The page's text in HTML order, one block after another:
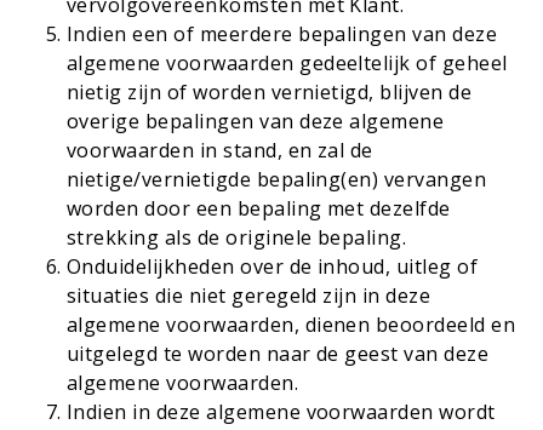
Indien een of meerdere bepalingen van deze
algemene voorwaarden gedeeltelijk of geheel
nietig zijn of worden vernietigd, blijven de
overige bepalingen van deze algemene
voorwaarden in stand, en zal de
nietige/vernietigde bepaling(en) vervangen
worden door een bepaling met dezelfde
strekking als de originele bepaling.
Onduidelijkheden over de inhoud, uitleg of
situaties die niet geregeld zijn in deze
algemene voorwaarden, dienen beoordeeld en
uitgelegd te worden naar de geest van deze
algemene voorwaarden.
Indien in deze algemene voorwaarden wordt